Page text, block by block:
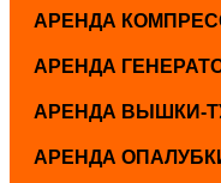
АРЕНДА
АРЕНДА
АРЕНДА ВЫШКИ-
АРЕНДА